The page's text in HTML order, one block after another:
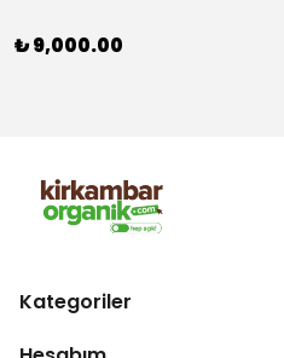
₺ 9,000.00
Kategoriler